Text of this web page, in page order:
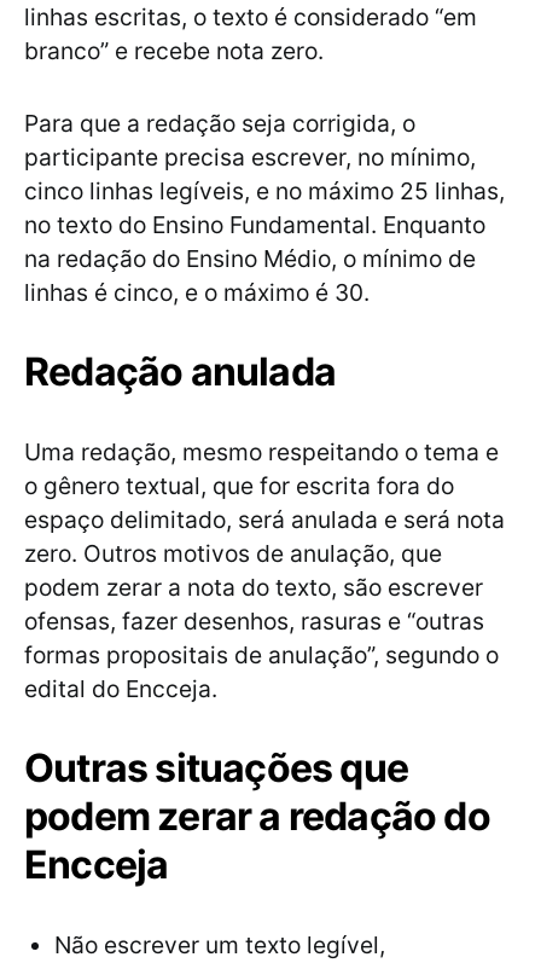
linhas escritas, o texto é considerado “em
branco” e recebe nota zero.
Para que a redação seja corrigida, o
participante precisa escrever, no mínimo,
cinco linhas legíveis, e no máximo 25 linhas,
no texto do Ensino Fundamental. Enquanto
na redação do Ensino Médio, o mínimo de
linhas é cinco, e o máximo é 30.
Redação anulada
Uma redação, mesmo respeitando o tema e
o gênero textual, que for escrita fora do
espaço delimitado, será anulada e será nota
zero. Outros motivos de anulação, que
podem zerar a nota do texto, são escrever
ofensas, fazer desenhos, rasuras e “outras
formas propositais de anulação”, segundo o
edital do Encceja.
Outras situações que
podem zerar a redação do
Encceja
Não escrever um texto legível,